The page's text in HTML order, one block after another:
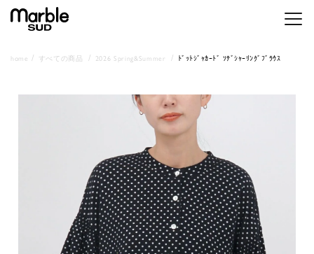
メニ
home すべての商品 2026 Spring&Summer ﾄﾞｯﾄｼﾞｬｶｰﾄﾞ ｿﾃﾞｼｬｰﾘﾝｸﾞﾌﾞﾗｳｽ